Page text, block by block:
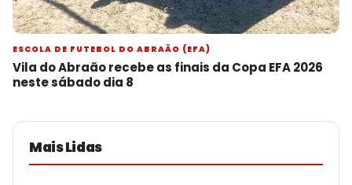
ESCOLA DE FUTEBOL DO ABRAÃO (EFA)
Vila do Abraão recebe as finais da Copa EFA 2026
neste sábado dia 8
Mais Lidas